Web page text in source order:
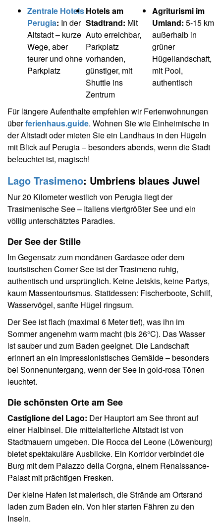
Zentrale Hotels
Perugia: In der
Altstadt – kurze
Wege, aber
teurer und ohne
Parkplatz
Hotels am
Stadtrand: Mit
Auto erreichbar,
Parkplatz
vorhanden,
günstiger, mit
Shuttle ins
Zentrum
Agriturismi im
Umland: 5-15 km
außerhalb in
grüner
Hügellandschaft,
mit Pool,
authentisch
Für längere Aufenthalte empfehlen wir Ferienwohnungen
überferienhaus.guide. Wohnen Sie wie Einheimische in
der Altstadt oder mieten Sie ein Landhaus in den Hügeln
mit Blick auf Perugia – besonders abends, wenn die Stadt
beleuchtet ist, magisch!
Lago Trasimeno: Umbriens blaues Juwel
Nur 20 Kilometer westlich von Perugia liegt der
Trasimenische See – Italiens viertgrößter See und ein
völlig unterschätztes Paradies.
Der See der Stille
Im Gegensatz zum mondänen Gardasee oder dem
touristischen Comer See ist der Trasimeno ruhig,
authentisch und ursprünglich. Keine Jetskis, keine Partys,
kaum Massentourismus. Stattdessen: Fischerboote, Schilf,
Wasservögel, sanfte Hügel ringsum.
Der See ist flach (maximal 6 Meter tief), was ihn im
Sommer angenehm warm macht (bis 26°C). Das Wasser
ist sauber und zum Baden geeignet. Die Landschaft
erinnert an ein impressionistisches Gemälde – besonders
bei Sonnenuntergang, wenn der See in gold-rosa Tönen
leuchtet.
Die schönsten Orte am See
Castiglione del Lago: Der Hauptort am See thront auf
einer Halbinsel. Die mittelalterliche Altstadt ist von
Stadtmauern umgeben. Die Rocca del Leone (Löwenburg)
bietet spektakuläre Ausblicke. Ein Korridor verbindet die
Burg mit dem Palazzo della Corgna, einem Renaissance-
Palast mit prächtigen Fresken.
Der kleine Hafen ist malerisch, die Strände am Ortsrand
laden zum Baden ein. Von hier starten Fähren zu den
Inseln.